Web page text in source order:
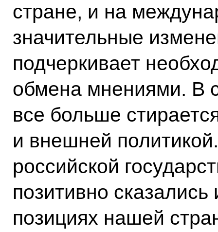
стране, и на
значительные
подчеркивает
обмена мнениями. В
все больше
и внешней
российской
позитивно
позициях нашей